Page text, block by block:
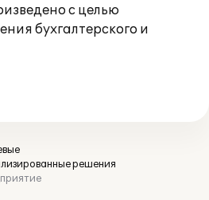
с целью
бухгалтерского и
решения